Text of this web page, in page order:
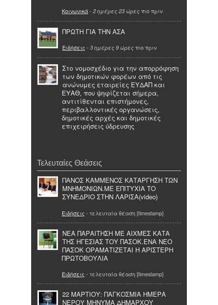
Κοινωνικά- 2 ημέρες 23 ώρες πιο πριν
ΠΡΩΤΗ ΓΙΑ ΤΗΝ ΑΣΑ
Ειδήσεις - 3 ημέρες 9 ώρες πιο πριν
Στο νομοσχέδιο για την απορρόφηση
των δημοτικών φορέων από τις
ανώνυμες εταιρείες ΕΥΔΑΠ και
ΕΥΑΘ, που ψηφίζεται σήμερα,
αντιτίθενται επιστήμονες,
περιβαλλοντικές οργανώσεις,
δημοτικές αρχές και δημοτικές
επιχειρήσεις ύδρευσης
Τελευταίες Θεάσεις
ΠΑΝΟΣ ΚΑΜΜΕΝΟΣ ΚΑΤΑΡΓΗΣΗ ΤΩΝ
ΜΝΗΜΟΝΙΩΝ.ΜΕ ΕΠΙΤΥΧΙΑ ΤΟ
ΣΥΝΕΔΡΙΟ ΣΤΗΝ ΛΑΡΙΣΑ(video)
Ειδήσεις - τελευταία θέαση [timestamp]
NEA ΠΑΡΑΙΤΗΣΗ ΜΕ ΑΙΧΜΕΣ ΚΑΤΑ
ΤΗΣ ΗΓΕΣΙΑΣ ΤΟΥ ΠΑΣΟΚ.ΕΝΑ ΝΕΟ
ΠΑΣΟΚ ΟΡΑΜΑΤΙΖΕΤΑΙ Η ΑΡΙΣΤΕΡΗ
ΠΡΩΤΟΒΟΥΛΙΑ
Ειδήσεις - τελευταία θέαση [timestamp]
22 ΜΑΡΤΙΟΥ: ΠΑΓΚΟΣΜΙΑ ΗΜΕΡΑ
ΝΕΡΟΥ ΜΗΝΥΜΑ ΔΗΜΑΡΧΟΥ